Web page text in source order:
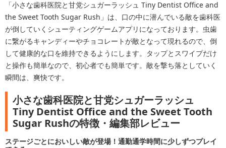
「小さな歯科医院と甘党シュガーラッシュ Tiny Dentist Office and
the Sweet Tooth Sugar Rush」は、口の中に潜んでいる敵を歯科医
が倒していくシューティングゲームアプリになっております。虫歯
に繋がるキャンディーやチョコレートが敵となって現れるので、倒
して健康的な口を維持できるようにします。タップとスワイプだけ
と操作も簡単なので、初心者でも簡単です。敵を撃ち落としていく
瞬間は、爽快です。
小さな歯科医院と甘党シュガーラッシュ
Tiny Dentist Office and the Sweet Tooth
Sugar Rushの特徴・編集部レビュー
ステージごとにおいしい敵が登場！通勤通学時間に少しずつプレイ